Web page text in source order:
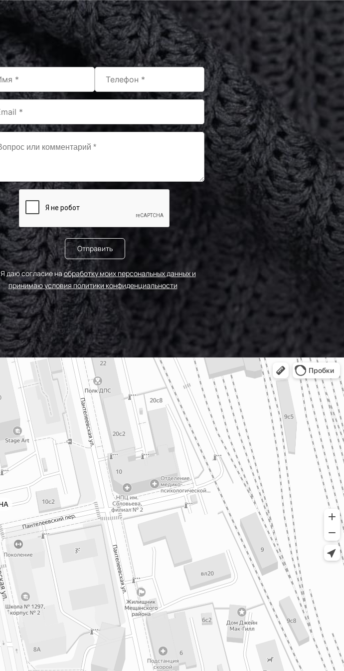
Отправить
Я даю согласие наобработку моих персональных данных и
принимаю условия политики конфиденциальности